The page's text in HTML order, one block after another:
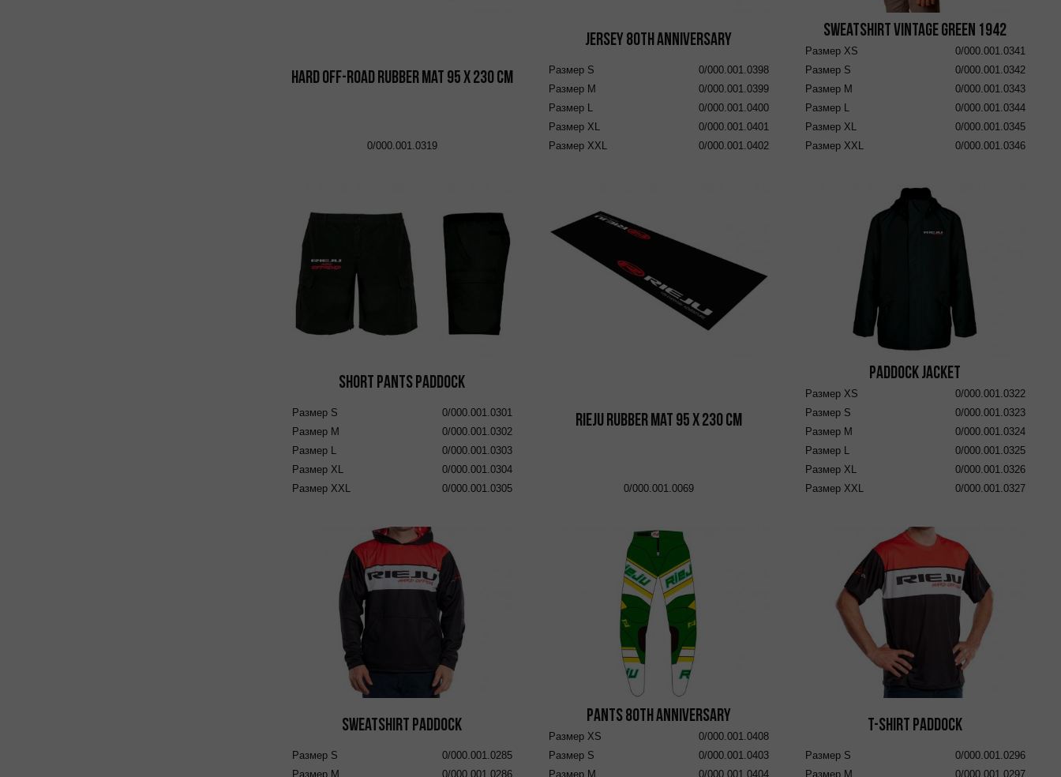
Hard Off-Road Rubber Mat 95 x 230 cm
0/000.001.0319
Jersey 80th Anniversary
Размер S
0/000.001.0398
Размер M
0/000.001.0399
Размер L
0/000.001.0400
Размер XL
0/000.001.0401
Размер XXL 0/000.001.0402
Sweatshirt Vintage Green 1942
Размер XS
0/000.001.0341
Размер S
0/000.001.0342
Размер M
0/000.001.0343
Размер L
0/000.001.0344
Размер XL
0/000.001.0345
Размер XXL 0/000.001.0346
Short Pants Paddock
Размер S
0/000.001.0301
Размер M
0/000.001.0302
Размер L
0/000.001.0303
Размер XL
0/000.001.0304
Размер XXL 0/000.001.0305
RIEJU Rubber Mat 95 x 230 cm
0/000.001.0069
Paddock Jacket
Размер XS
0/000.001.0322
Размер S
0/000.001.0323
Размер M
0/000.001.0324
Размер L
0/000.001.0325
Размер XL
0/000.001.0326
Размер XXL 0/000.001.0327
Sweatshirt Paddock
Размер S
0/000.001.0285
Размер M 0/000.001.0286
Pants 80th Anniversary
Размер XS
0/000.001.0408
Размер S
0/000.001.0403
Размер M 0/000.001.0404
T-Shirt Paddock
Размер S
0/000.001.0296
Размер M 0/000.001.0297